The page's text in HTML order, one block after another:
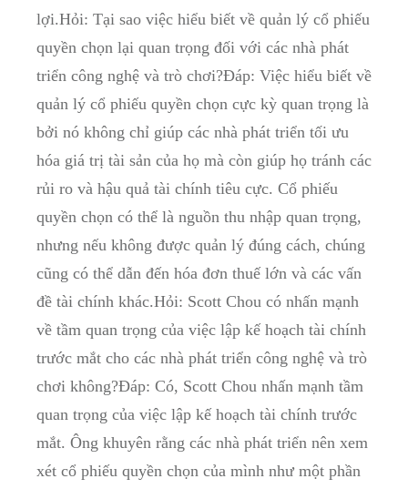
lợi.Hỏi: Tại sao việc hiểu biết về quản lý cổ ​phiếu
quyền ​chọn lại quan trọng đối với ‌các nhà phát
triển ‍công nghệ và trò chơi?Đáp: Việc hiểu biết‌ về‌
quản lý cổ phiếu ⁤quyền chọn cực kỳ quan trọng là
bởi nó không chỉ giúp các‍ nhà phát triển tối ưu
hóa giá trị tài sản ​của họ mà ⁣còn giúp ⁤họ ⁤tránh ⁢các
rủi ro và hậu​ quả tài ‍chính tiêu cực. Cổ phiếu
⁤quyền chọn ‍có thể là ‌nguồn thu nhập ⁢quan trọng,
nhưng nếu không⁣ được quản lý đúng cách, chúng
cũng có thể dẫn đến hóa ‌đơn thuế lớn và các vấn
đề tài⁢ chính khác.Hỏi:‍ Scott⁤ Chou có⁤ nhấn mạnh
về ⁤tầm quan trọng của việc⁣ lập kế hoạch tài‍ chính
⁣trước⁤ mắt cho các ‍nhà phát triển công⁤ nghệ​ và trò
chơi không?Đáp:⁤ Có,‍ Scott Chou nhấn mạnh tầm
quan trọng của ​việc lập kế hoạch tài chính ⁣trước
mắt. Ông khuyên rằng các nhà‌ phát triển nên​ xem
xét cổ phiếu quyền chọn của mình như ‍một phần⁤